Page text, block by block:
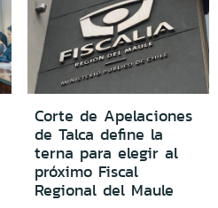
Corte de Apelaciones
de Talca define la
terna para elegir al
próximo Fiscal
Regional del Maule